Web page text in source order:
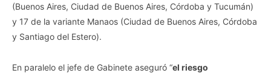
(Buenos Aires, Ciudad de Buenos Aires, Córdoba y Tucumán)
y 17 de la variante Manaos (Ciudad de Buenos Aires, Córdoba
y Santiago del Estero).
En paralelo el jefe de Gabinete aseguró “el riesgo